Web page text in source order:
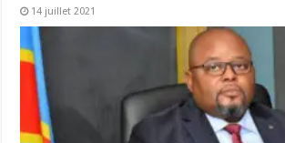
14 juillet 2021